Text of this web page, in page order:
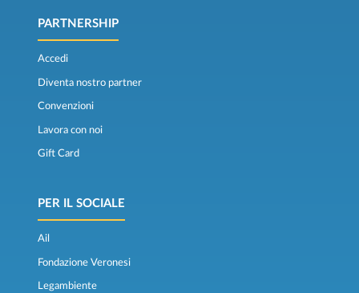
PARTNERSHIP
Accedi
Diventa nostro partner
Convenzioni
Lavora con noi
Gift Card
PER IL SOCIALE
Ail
Fondazione Veronesi
Legambiente